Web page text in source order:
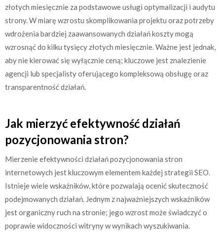
złotych miesięcznie za podstawowe usługi optymalizacji i audytu
strony. W miarę wzrostu skomplikowania projektu oraz potrzeby
wdrożenia bardziej zaawansowanych działań koszty mogą
wzrosnąć do kilku tysięcy złotych miesięcznie. Ważne jest jednak,
aby nie kierować się wyłącznie ceną; kluczowe jest znalezienie
agencji lub specjalisty oferującego kompleksową obsługę oraz
transparentność działań.
Jak mierzyć efektywność działań
pozycjonowania stron?
Mierzenie efektywności działań pozycjonowania stron
internetowych jest kluczowym elementem każdej strategii SEO.
Istnieje wiele wskaźników, które pozwalają ocenić skuteczność
podejmowanych działań. Jednym z najważniejszych wskaźników
jest organiczny ruch na stronie; jego wzrost może świadczyć o
poprawie widoczności witryny w wynikach wyszukiwania.